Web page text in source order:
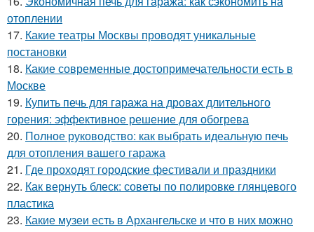
отоплении
17. Какие театры Москвы проводят уникальные
постановки
18. Какие современные достопримечательности есть в
Москве
19. Купить печь для гаража на дровах длительного
горения: эффективное решение для обогрева
20. Полное руководство: как выбрать идеальную печь
для отопления вашего гаража
21. Где проходят городские фестивали и праздники
22. Как вернуть блеск: советы по полировке глянцевого
пластика
23. Какие музеи есть в Архангельске и что в них можно